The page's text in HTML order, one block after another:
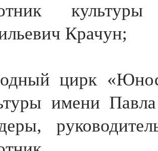
культуры
Крачун;
цирк
имени